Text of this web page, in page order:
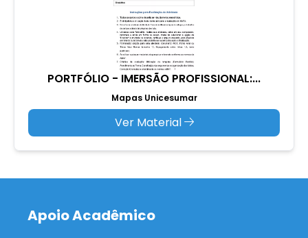
PORTFÓLIO - IMERSÃO PROFISSIONAL:...
Mapas Unicesumar
Ver Material
Apoio Acadêmico